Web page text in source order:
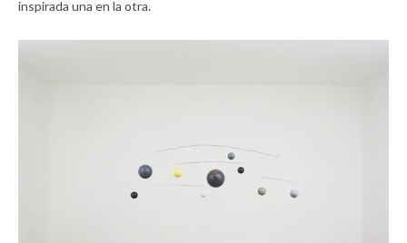
inspirada una en la otra.